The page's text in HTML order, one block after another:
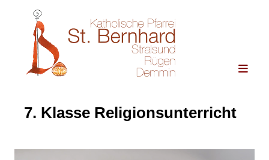
7. Klasse Religionsunterricht